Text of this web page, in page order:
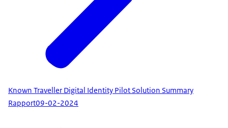
Known Traveller Digital Identity Pilot Solution Summary
Rapport09-02-2024